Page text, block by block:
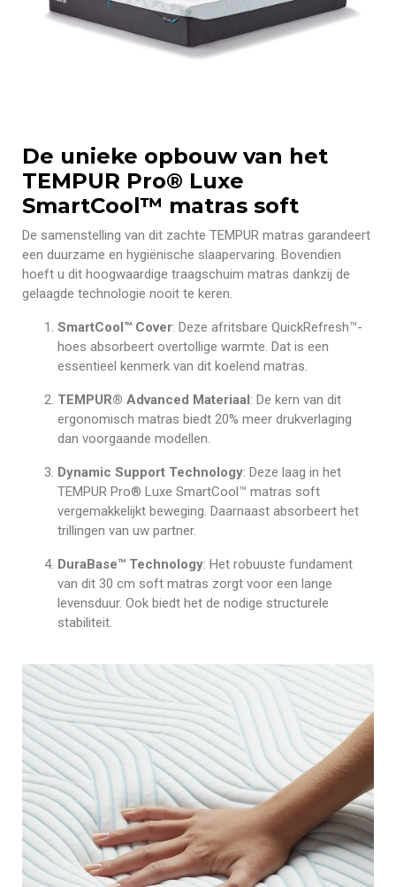
De unieke opbouw van het
TEMPUR Pro® Luxe
SmartCool™ matras soft
De samenstelling van dit zachte TEMPUR matras garandeert
een duurzame en hygiënische slaapervaring. Bovendien
hoeft u dit hoogwaardige traagschuim matras dankzij de
gelaagde technologie nooit te keren.
SmartCool™ Cover: Deze afritsbare QuickRefresh™-
hoes absorbeert overtollige warmte. Dat is een
essentieel kenmerk van dit koelend matras.
TEMPUR® Advanced Materiaal : De kern van dit
ergonomisch matras biedt 20% meer drukverlaging
dan voorgaande modellen.
Dynamic Support Technology: Deze laag in het
TEMPUR Pro® Luxe SmartCool™ matras soft
vergemakkelijkt beweging. Daarnaast absorbeert het
trillingen van uw partner.
DuraBase™ Technology: Het robuuste fundament
van dit 30 cm soft matras zorgt voor een lange
levensduur. Ook biedt het de nodige structurele
stabiliteit.